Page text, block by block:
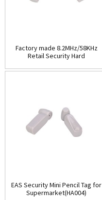
Factory made 8.2MHz/58KHz
Retail Security Hard
EAS Security Mini Pencil Tag for
Supermarket(HA004)